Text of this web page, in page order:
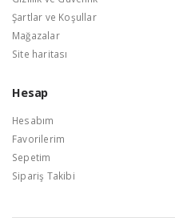
Şartlar ve Koşullar
Mağazalar
Site haritası
Hesap
Hesabım
Favorilerim
Sepetim
Sipariş Takibi